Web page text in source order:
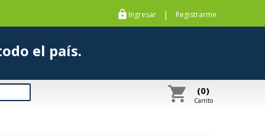
https Ingresar | Registrarme
a todo el país.
shopping_cart (0)
Carrito